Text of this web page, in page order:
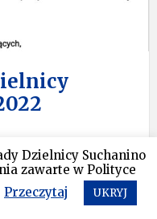
18:30. Podczas
w sprawie
na
Dzielnicy Suchanino
zawarte w Polityce
Przeczytaj UKRYJ